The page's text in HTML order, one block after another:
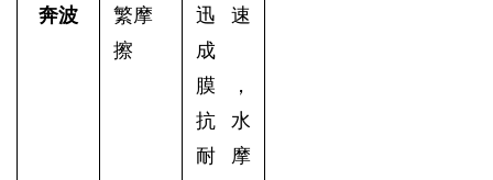
奔波
繁摩
擦
迅速
成
膜，
抗水
耐摩